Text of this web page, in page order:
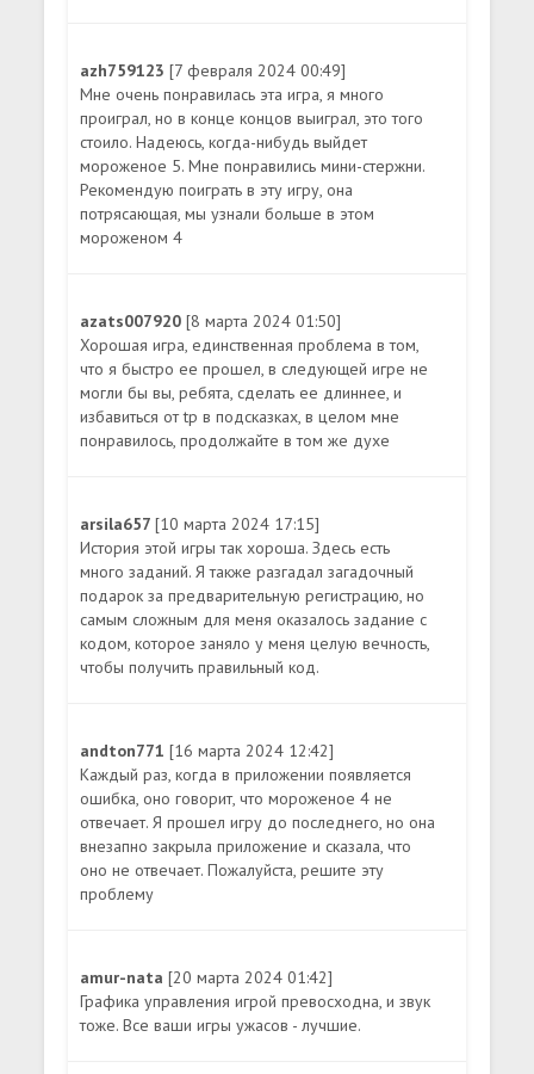
azh759123[7 февраля 2024 00:49]
Мне очень понравилась эта игра, я много
проиграл, но в конце концов выиграл, это того
стоило. Надеюсь, когда-нибудь выйдет
мороженое 5. Мне понравились мини-стержни.
Рекомендую поиграть в эту игру, она
потрясающая, мы узнали больше в этом
мороженом 4
azats007920[8 марта 2024 01:50]
Хорошая игра, единственная проблема в том,
что я быстро ее прошел, в следующей игре не
могли бы вы, ребята, сделать ее длиннее, и
избавиться от tp в подсказках, в целом мне
понравилось, продолжайте в том же духе
arsila657[10 марта 2024 17:15]
История этой игры так хороша. Здесь есть
много заданий. Я также разгадал загадочный
подарок за предварительную регистрацию, но
самым сложным для меня оказалось задание с
кодом, которое заняло у меня целую вечность,
чтобы получить правильный код.
andton771[16 марта 2024 12:42]
Каждый раз, когда в приложении появляется
ошибка, оно говорит, что мороженое 4 не
отвечает. Я прошел игру до последнего, но она
внезапно закрыла приложение и сказала, что
оно не отвечает. Пожалуйста, решите эту
проблему
amur-nata[20 марта 2024 01:42]
Графика управления игрой превосходна, и звук
тоже. Все ваши игры ужасов - лучшие.